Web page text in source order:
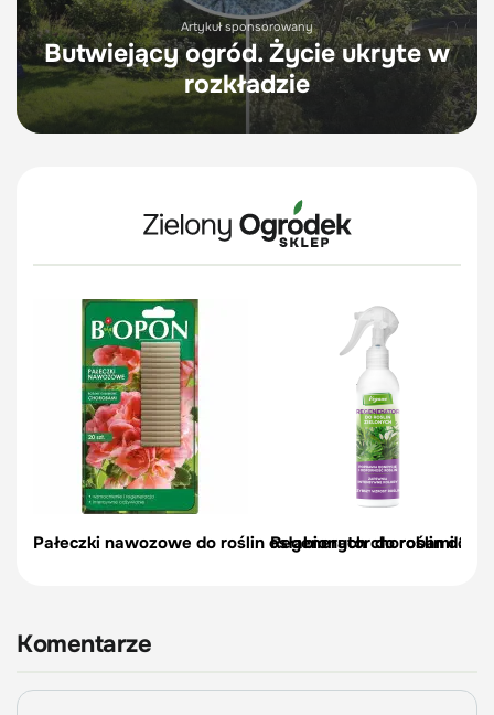
Artykuł sponsorowany
Butwiejący ogród. Życie ukryte w
rozkładzie
Pałeczki nawozowe do roślin osłabionych chorobami 20
Regenerator do roślin
Komentarze